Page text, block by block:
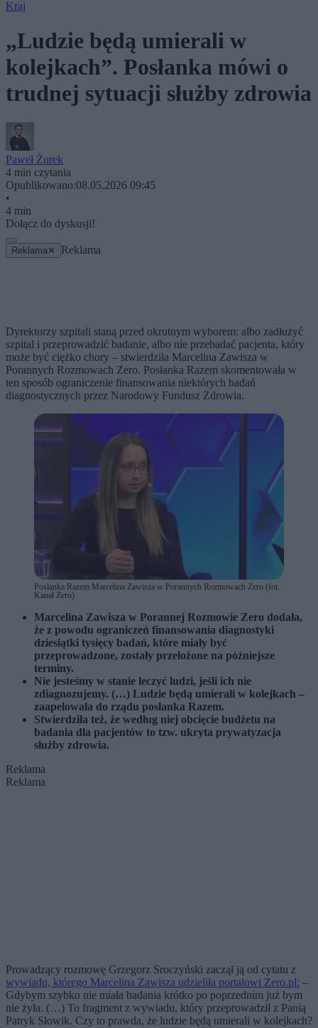
Kraj
„Ludzie będą umierali w
kolejkach”. Posłanka mówi o
trudnej sytuacji służby zdrowia
Paweł Żurek
4 min czytania
Opublikowano:08.05.2026 09:45
•
4 min
Dołącz do dyskusji!
Reklama ✕ Reklama
Dyrektorzy szpitali staną przed okrutnym wyborem: albo zadłużyć
szpital i przeprowadzić badanie, albo nie przebadać pacjenta, który
może być ciężko chory – stwierdziła Marcelina Zawisza w
Porannych Rozmowach Zero. Posłanka Razem skomentowała w
ten sposób ograniczenie finansowania niektórych badań
diagnostycznych przez Narodowy Fundusz Zdrowia.
Posłanka Razem Marcelina Zawisza w Porannych Rozmowach Zero (fot.
Kanał Zero)
Marcelina Zawisza w Porannej Rozmowie Zero dodała,
że z powodu ograniczeń finansowania diagnostyki
dziesiątki tysięcy badań, które miały być
przeprowadzone, zostały przełożone na późniejsze
terminy.
Nie jesteśmy w stanie leczyć ludzi, jeśli ich nie
zdiagnozujemy. (…) Ludzie będą umierali w kolejkach –
zaapelowała do rządu posłanka Razem.
Stwierdziła też, że według niej obcięcie budżetu na
badania dla pacjentów to tzw. ukryta prywatyzacja
służby zdrowia.
Reklama
Reklama
Prowadzący rozmowę Grzegorz Sroczyński zaczął ją od cytatu z
wywiadu, którego Marcelina Zawisza udzieliła portalowi Zero.pl: –
Gdybym szybko nie miała badania krótko po poprzednim już bym
nie żyła. (…) To fragment z wywiadu, który przeprowadził z Panią
Patryk Słowik. Czy to prawda, że ludzie będą umierali w kolejkach?